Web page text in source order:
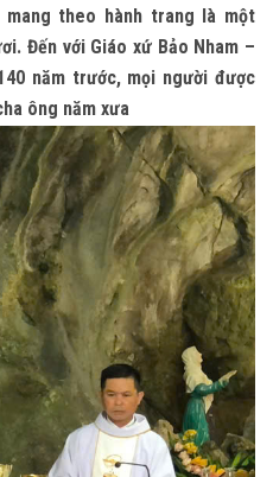
theo hành trang là một
Đến với Giáo xứ Bảo Nham –
năm trước, mọi người được
ông năm xưa